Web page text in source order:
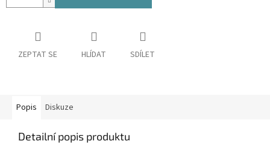
ZEPTAT SE HLÍDAT SDÍLET
Popis Diskuze
Detailní popis produktu